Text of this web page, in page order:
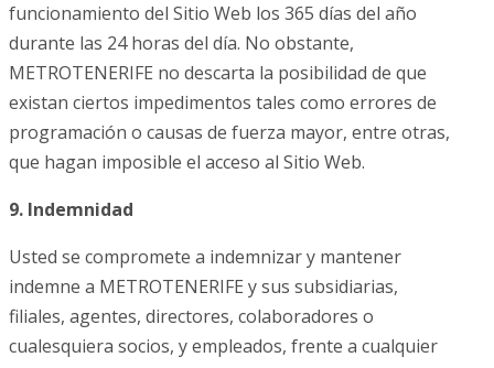
funcionamiento del Sitio Web los 365 días del año
durante las 24 horas del día. No obstante,
METROTENERIFE no descarta la posibilidad de que
existan ciertos impedimentos tales como errores de
programación o causas de fuerza mayor, entre otras,
que hagan imposible el acceso al Sitio Web.
9. Indemnidad
Usted se compromete a indemnizar y mantener
indemne a METROTENERIFE y sus subsidiarias,
filiales, agentes, directores, colaboradores o
cualesquiera socios, y empleados, frente a cualquier